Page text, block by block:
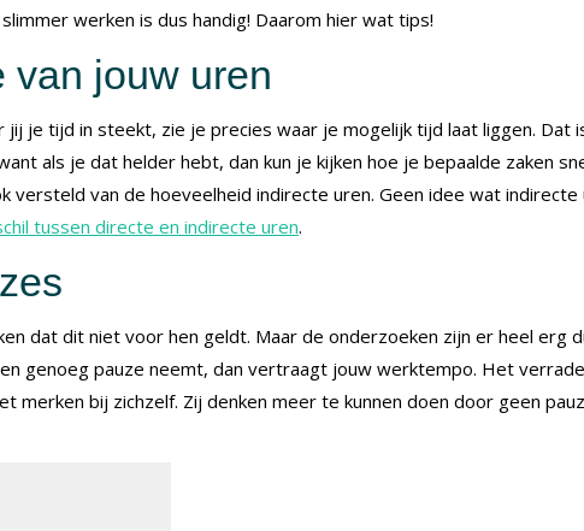
werken is dus handig! Daarom hier wat tips!
van jouw uren
jij je tijd in steekt, zie je precies waar je mogelijk tijd laat liggen. Dat
als je dat helder hebt, dan kun je kijken hoe je bepaalde zaken
versteld van de hoeveelheid indirecte uren. Geen idee wat indirecte
tussen directe en indirecte uren.
dat dit niet voor hen geldt. Maar de onderzoeken zijn er heel erg
genoeg pauze neemt, dan vertraagt jouw werktempo. Het
merken bij zichzelf. Zij denken meer te kunnen doen door geen